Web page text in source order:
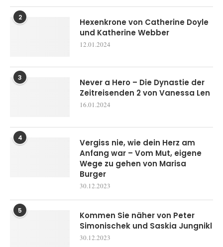
2
Hexenkrone von Catherine Doyle
und Katherine Webber
12.01.2024
3
Never a Hero – Die Dynastie der
Zeitreisenden 2 von Vanessa Len
16.01.2024
4
Vergiss nie, wie dein Herz am
Anfang war – Vom Mut, eigene
Wege zu gehen von Marisa
Burger
30.12.2023
5
Kommen Sie näher von Peter
Simonischek und Saskia Jungnikl
30.12.2023